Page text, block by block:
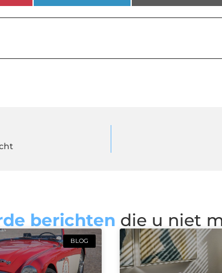
berichten die u niet
BLOG